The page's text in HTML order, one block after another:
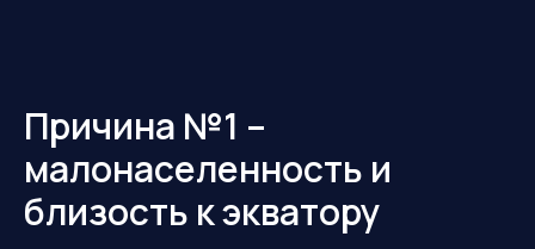
Причина №1 –
малонаселенность и
близость к экватору